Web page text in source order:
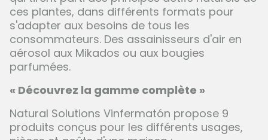
ces plantes, dans différents formats pour
s'adapter aux besoins de tous les
consommateurs. Des assainisseurs d'air en
aérosol aux Mikados ou aux bougies
parfumées.
« Découvrez la gamme complète »
Natural Solutions Vinfermatón propose 9
produits conçus pour les différents usages,